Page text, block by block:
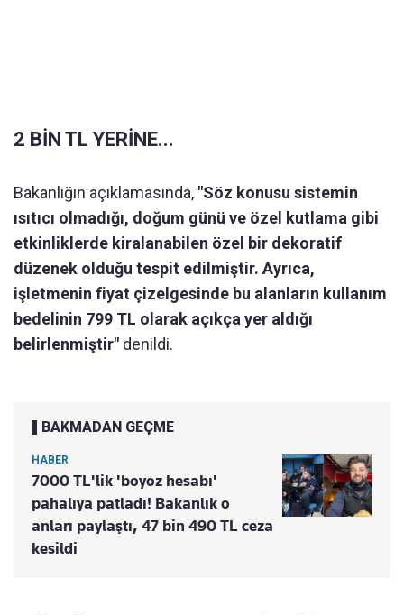
2 BİN TL YERİNE...
Bakanlığın açıklamasında, "Söz konusu sistemin
ısıtıcı olmadığı, doğum günü ve özel kutlama gibi
etkinliklerde kiralanabilen özel bir dekoratif
düzenek olduğu tespit edilmiştir. Ayrıca,
işletmenin fiyat çizelgesinde bu alanların kullanım
bedelinin 799 TL olarak açıkça yer aldığı
belirlenmiştir" denildi.
BAKMADAN GEÇME
HABER
7000 TL'lik 'boyoz hesabı'
pahalıya patladı! Bakanlık o
anları paylaştı, 47 bin 490 TL ceza
kesildi